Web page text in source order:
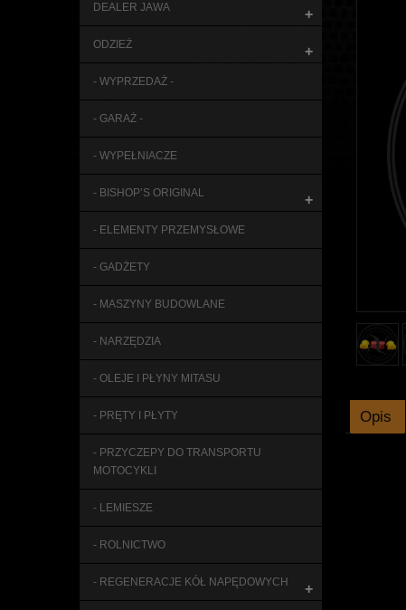
DEALER JAWA +
ODZIEŻ +
- WYPRZEDAŻ -
- GARAŻ -
- WYPEŁNIACZE
- BISHOP’S ORIGINAL +
- ELEMENTY PRZEMYSŁOWE
- GADŻETY
- MASZYNY BUDOWLANE
- NARZĘDZIA
- OLEJE I PŁYNY MITASU
- PRĘTY I PŁYTY
- PRZYCZEPY DO TRANSPORTU
MOTOCYKLI
- LEMIESZE
- ROLNICTWO
- REGENERACJE KÓŁ NAPĘDOWYCH +
Opis